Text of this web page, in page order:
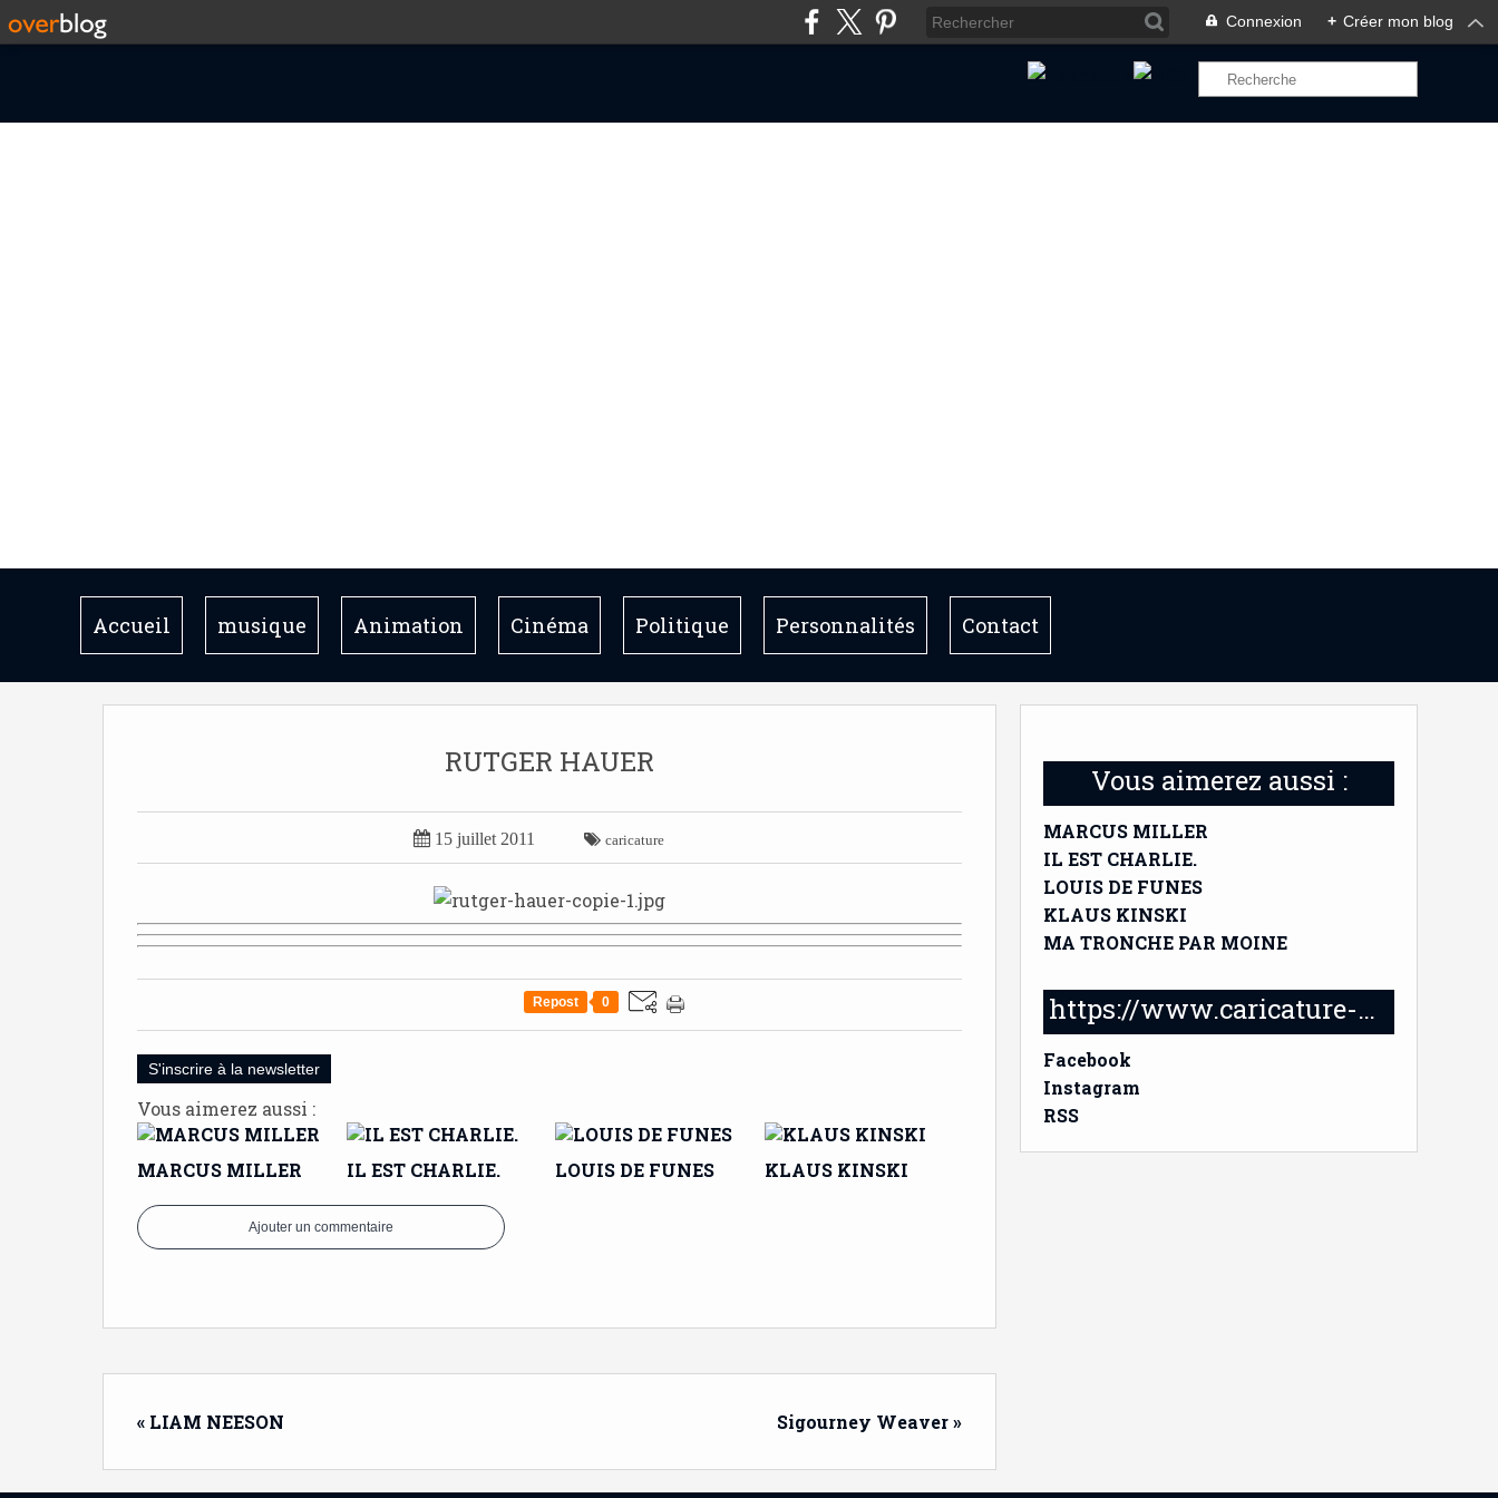
Connexion + Créer mon blog
Accueil musique Animation Cinéma Politique Personnalités Contact
Vous aimerez aussi :
MARCUS MILLER
IL EST CHARLIE.
LOUIS DE FUNES
KLAUS KINSKI
MA TRONCHE PAR MOINE
https://www.caricature-delabruyere.com/
Facebook
Instagram
RSS
RUTGER HAUER
 15 juillet 2011  caricature
Repost 0
S'inscrire à la newsletter
Vous aimerez aussi :
MARCUS MILLER IL EST CHARLIE. LOUIS DE FUNES KLAUS KINSKI
Ajouter un commentaire
« LIAM NEESON Sigourney Weaver »